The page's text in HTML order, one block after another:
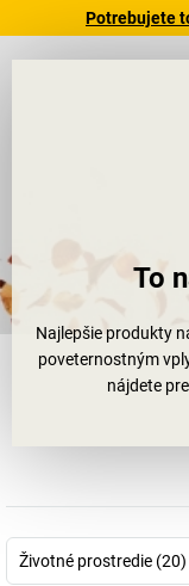
Potrebujete to
To
Najlepšie produkty
poveternostným
nájdete
Životné prostredie (20)